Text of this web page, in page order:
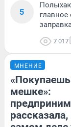
5
главное
7 017
МНЕНИЕ
мешке»: